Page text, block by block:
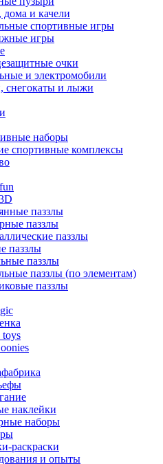
дома и качели
спортивные игры
игры
очки
и электромобили
снегокаты и лыжи
наборы
спортивные комплексы
паззлы
паззлы
паззлы
паззлы
паззлы
паззлы (по элементам)
паззлы
toys
наклейки
наборы
раскраски
и опыты